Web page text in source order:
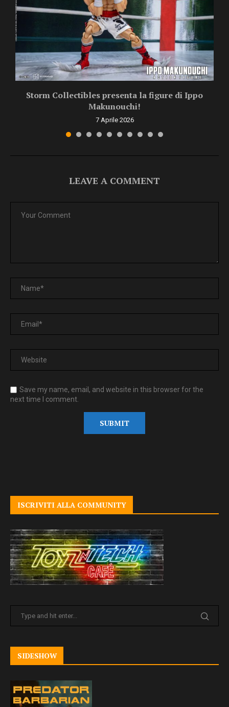
Storm Collectibles presenta la figure di Ippo
Makunouchi!
7 Aprile 2026
LEAVE A COMMENT
Save my name, email, and website in this browser for the
next time I comment.
ISCRIVITI ALLA COMMUNITY
SIDESHOW